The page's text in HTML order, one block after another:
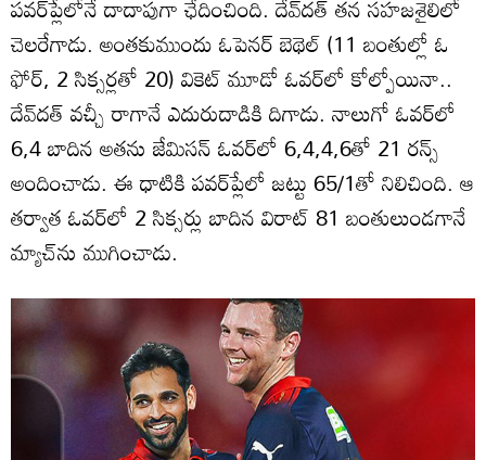
పవర్‌ప్లేలోనే దాదాపుగా ఛేదించింది. దేవ్‌దత్‌ తన సహజశైలిలో
చెలరేగాడు. అంతకుముందు ఓపెనర్‌ బెథెల్‌ (11 బంతుల్లో ఓ
ఫోర్‌, 2 సిక్సర్లతో 20) వికెట్‌ మూడో ఓవర్‌లో కోల్పోయినా..
దేవ్‌దత్‌ వచ్చీ రాగానే ఎదురుదాడికి దిగాడు. నాలుగో ఓవర్‌లో
6,4 బాదిన అతను జేమిసన్‌ ఓవర్‌లో 6,4,4,6తో 21 రన్స్‌
అందించాడు. ఈ ధాటికి పవర్‌ప్లేలో జట్టు 65/1తో నిలిచింది. ఆ
తర్వాత ఓవర్‌లో 2 సిక్సర్లు బాదిన విరాట్‌ 81 బంతులుండగానే
మ్యాచ్‌ను ముగించాడు.